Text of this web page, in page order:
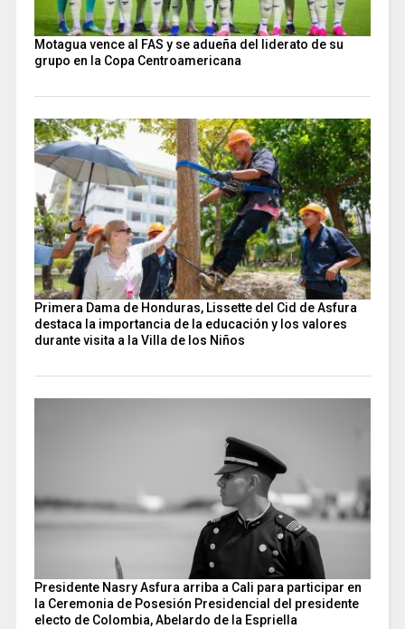
Motagua vence al FAS y se adueña del liderato de su
grupo en la Copa Centroamericana
Primera Dama de Honduras, Lissette del Cid de Asfura
destaca la importancia de la educación y los valores
durante visita a la Villa de los Niños
Presidente Nasry Asfura arriba a Cali para participar en
la Ceremonia de Posesión Presidencial del presidente
electo de Colombia, Abelardo de la Espriella